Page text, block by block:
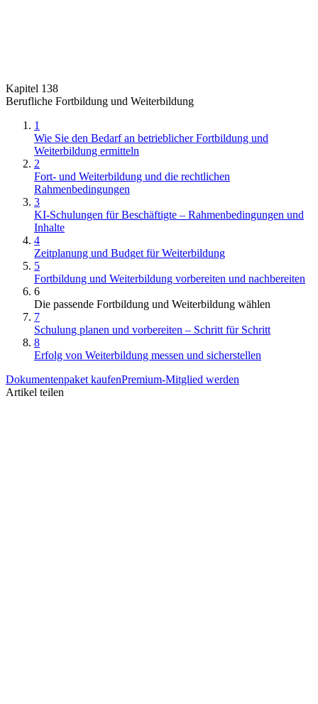
Kapitel 138
Berufliche Fortbildung und Weiterbildung
1
Wie Sie den Bedarf an betrieblicher Fortbildung und
Weiterbildung ermitteln
2
Fort- und Weiterbildung und die rechtlichen
Rahmenbedingungen
3
KI-Schulungen für Beschäftigte – Rahmenbedingungen und
Inhalte
4
Zeitplanung und Budget für Weiterbildung
5
Fortbildung und Weiterbildung vorbereiten und nachbereiten
6
Die passende Fortbildung und Weiterbildung wählen
7
Schulung planen und vorbereiten – Schritt für Schritt
8
Erfolg von Weiterbildung messen und sicherstellen
Dokumentenpaket kaufenPremium-Mitglied werden
Artikel teilen